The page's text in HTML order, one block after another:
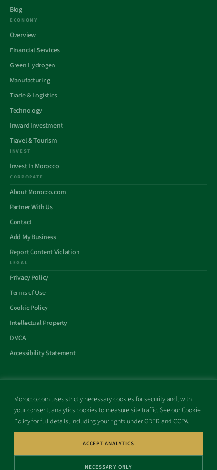
Morocco.com uses strictly necessary cookies for security and, with
your consent, analytics cookies to measure site traffic. See ourCookie
Policyfor full details, including your rights under GDPR and CCPA.
NECESSARY ONLY
ACCEPT ANALYTICS
Blog
ECONOMY
Overview
Financial Services
Green Hydrogen
Manufacturing
Trade & Logistics
Technology
Inward Investment
Travel & Tourism
INVEST
Invest In Morocco
CORPORATE
About Morocco.com
Partner With Us
Contact
Add My Business
Report Content Violation
LEGAL
Privacy Policy
Terms of Use
Cookie Policy
Intellectual Property
DMCA
Accessibility Statement
All trademarks and websites appearing on this site are the property
of their respective owners.
No part of this site shall be reproduced without express written
consent of Morocco.com. This site is not affiliated with any
government or other entity associated with a name similar to this
site’s domain name.